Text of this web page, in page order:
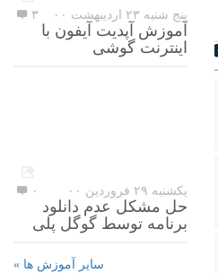
پنج شنبه ۲۳ اردیبهشت ۰۰ ۳
آموزش آپدیت آیفون با
اینترنت گوشی
یکشنبه ۲۹ فروردین ۰۰ ۰
حل مشکل عدم دانلود
برنامه توسط گوگل پلی
سایر آموزش ها »